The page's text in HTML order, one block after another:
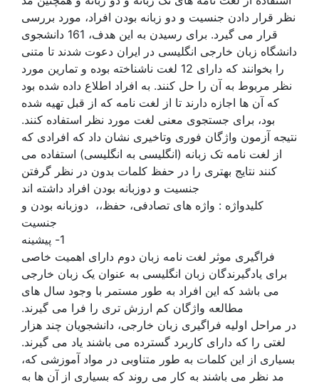
نظر قرار دادن جنسیت و دو زبانه بودن افراد، مورد بررسی
قرار می گیرد. برای رسیدن به این هدف، 161 دانشجوی
دانشگاه زبان خارجی انگلیسی در ایران دعوت شدند تا متنی
را بخوانند که دارای 12 لغت ناشناخته بوده و تمارین مورد
نظر مربوط به آن را حل کنند. به افراد اطلاع داده شده بود
که آن ها اجازه دارند تا از لغت نامه که از قبل تهیه شده
بود، برای جستجوی معنی لغت مورد نظر استفاده کنند.
نتیجه آزمون واژگان فوری وتاخیری نشان داد که افرادی که
از لغت نامه تک زبانه (انگلیسی به انگلیسی) استفاده می
کنند نتایج بهتری را در حفظ کلمات بدون در نظر گرفتن
جنسیت و دوزبانه بودن افراد داشته اند
کلیدواژه : واژه های تصادفی، حفظ،، دوزبانه بودن و
جنسیت
1- پیشینه
فراگیری موثر لغت نامه زبان دوم دارای اهمیت خاصی
برای یادگیرندگان زبان انگلیسی به عنوان یک زبان خارجی
می باشد که این افراد به طور مستمر با وجود سال های
مطالعه واژگان کم ارزش تری را فرا می گیرند.
در مراحل اولیه فراگیری زبان خارجی، دانشجویان چند هزار
لغتی را که دارای کاربرد گسترده می باشند یاد می گیرند.
بسیاری از این کلمات به طور متناوبی در مواد آموزشی که،
مد نظر می باشند به کار می روند که بسیاری از آن ها به